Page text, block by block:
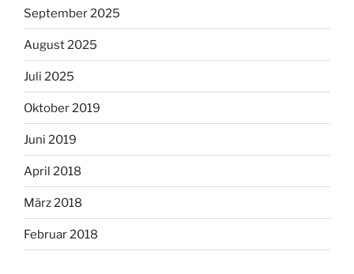
September 2025
August 2025
Juli 2025
Oktober 2019
Juni 2019
April 2018
März 2018
Februar 2018